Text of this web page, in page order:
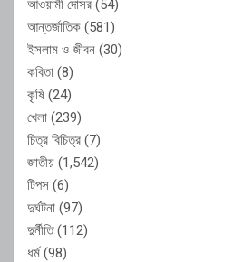
আওয়ামী দোসর (54)
আন্তর্জাতিক (581)
ইসলাম ও জীবন (30)
কবিতা (8)
কৃষি (24)
খেলা (239)
চিত্র বিচিত্র (7)
জাতীয় (1,542)
টিপস (6)
দুর্ঘটনা (97)
দুর্নীতি(112)
ধর্ম(98)